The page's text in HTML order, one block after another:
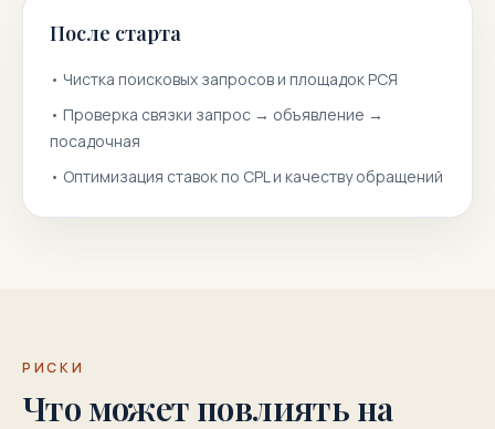
После старта
• Чистка поисковых запросов и площадок РСЯ
• Проверка связки запрос → объявление →
посадочная
• Оптимизация ставок по CPL и качеству обращений
РИСКИ
Что может повлиять на